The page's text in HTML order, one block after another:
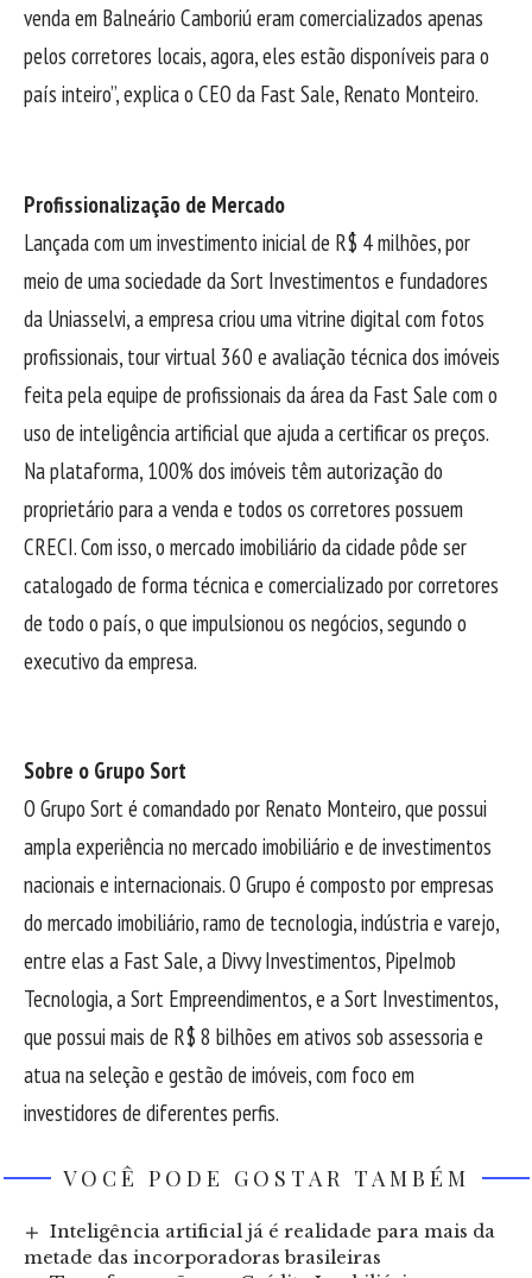
venda em Balneário Camboriú eram comercializados apenas
pelos corretores locais, agora, eles estão disponíveis para o
país inteiro”, explica o CEO da Fast Sale, Renato Monteiro.
Profissionalização de Mercado
Lançada com um investimento inicial de R$ 4 milhões, por
meio de uma sociedade da Sort Investimentos e fundadores
da Uniasselvi, a empresa criou uma vitrine digital com fotos
profissionais, tour virtual 360 e avaliação técnica dos imóveis
feita pela equipe de profissionais da área da Fast Sale com o
uso de inteligência artificial que ajuda a certificar os preços.
Na plataforma, 100% dos imóveis têm autorização do
proprietário para a venda e todos os corretores possuem
CRECI. Com isso, o mercado imobiliário da cidade pôde ser
catalogado de forma técnica e comercializado por corretores
de todo o país, o que impulsionou os negócios, segundo o
executivo da empresa.
Sobre o Grupo Sort
O Grupo Sort é comandado por Renato Monteiro, que possui
ampla experiência no mercado imobiliário e de investimentos
nacionais e internacionais. O Grupo é composto por empresas
do mercado imobiliário, ramo de tecnologia, indústria e varejo,
entre elas a Fast Sale, a Divvy Investimentos, PipeImob
Tecnologia, a Sort Empreendimentos, e a Sort Investimentos,
que possui mais de R$ 8 bilhões em ativos sob assessoria e
atua na seleção e gestão de imóveis, com foco em
investidores de diferentes perfis.
VOCÊ PODE GOSTAR TAMBÉM
Inteligência artificial já é realidade para mais da
metade das incorporadoras brasileiras